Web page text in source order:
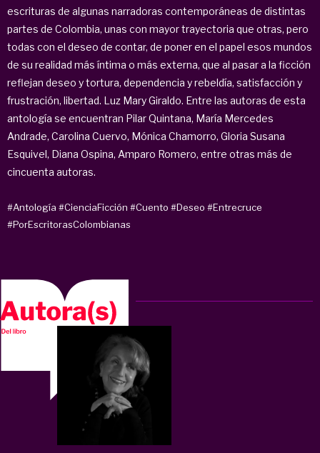
escrituras de algunas narradoras contemporáneas de distintas
partes de Colombia, unas con mayor trayectoria que otras, pero
todas con el deseo de contar, de poner en el papel esos mundos
de su realidad más íntima o más externa, que al pasar a la ficción
reflejan deseo y tortura, dependencia y rebeldía, satisfacción y
frustración, libertad. Luz Mary Giraldo. Entre las autoras de esta
antología se encuentran Pilar Quintana, María Mercedes
Andrade, Carolina Cuervo, Mónica Chamorro, Gloria Susana
Esquivel, Diana Ospina, Amparo Romero, entre otras más de
cincuenta autoras.
#Antología #CienciaFicción #Cuento #Deseo #Entrecruce
#PorEscritorasColombianas